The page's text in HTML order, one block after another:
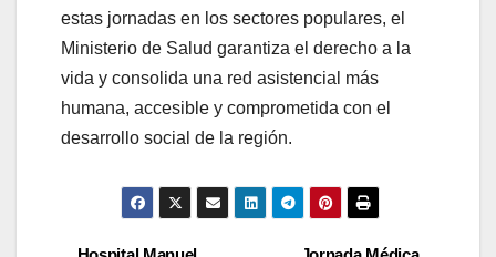
estas jornadas en los sectores populares, el
Ministerio de Salud garantiza el derecho a la
vida y consolida una red asistencial más
humana, accesible y comprometida con el
desarrollo social de la región.